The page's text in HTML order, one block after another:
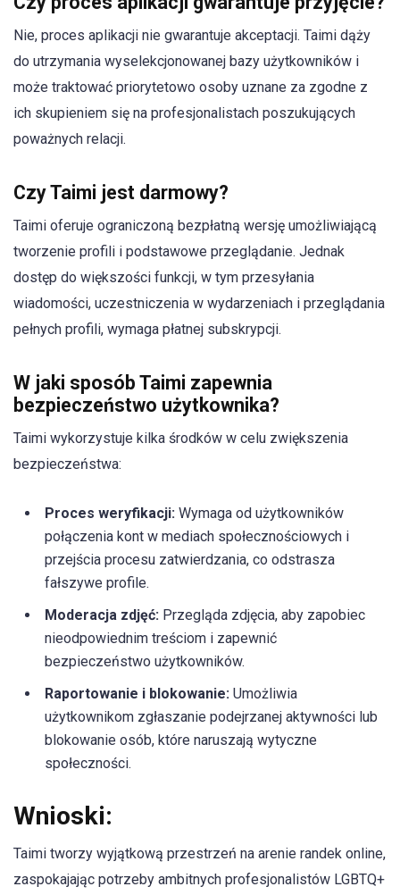
Nie, proces aplikacji nie gwarantuje akceptacji. Taimi dąży
do utrzymania wyselekcjonowanej bazy użytkowników i
może traktować priorytetowo osoby uznane za zgodne z
ich skupieniem się na profesjonalistach poszukujących
poważnych relacji.
Czy Taimi jest darmowy?
Taimi oferuje ograniczoną bezpłatną wersję umożliwiającą
tworzenie profili i podstawowe przeglądanie. Jednak
dostęp do większości funkcji, w tym przesyłania
wiadomości, uczestniczenia w wydarzeniach i przeglądania
pełnych profili, wymaga płatnej subskrypcji.
W jaki sposób Taimi zapewnia
bezpieczeństwo użytkownika?
Taimi wykorzystuje kilka środków w celu zwiększenia
bezpieczeństwa:
Proces weryfikacji: Wymaga od użytkowników
połączenia kont w mediach społecznościowych i
przejścia procesu zatwierdzania, co odstrasza
fałszywe profile.
Moderacja zdjęć: Przegląda zdjęcia, aby zapobiec
nieodpowiednim treściom i zapewnić
bezpieczeństwo użytkowników.
Raportowanie i blokowanie: Umożliwia
użytkownikom zgłaszanie podejrzanej aktywności lub
blokowanie osób, które naruszają wytyczne
społeczności.
Wnioski:
Taimi tworzy wyjątkową przestrzeń na arenie randek online,
zaspokajając potrzeby ambitnych profesjonalistów LGBTQ+